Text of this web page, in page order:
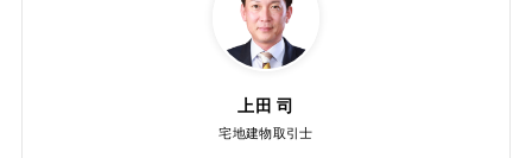
上田 司
宅地建物取引士